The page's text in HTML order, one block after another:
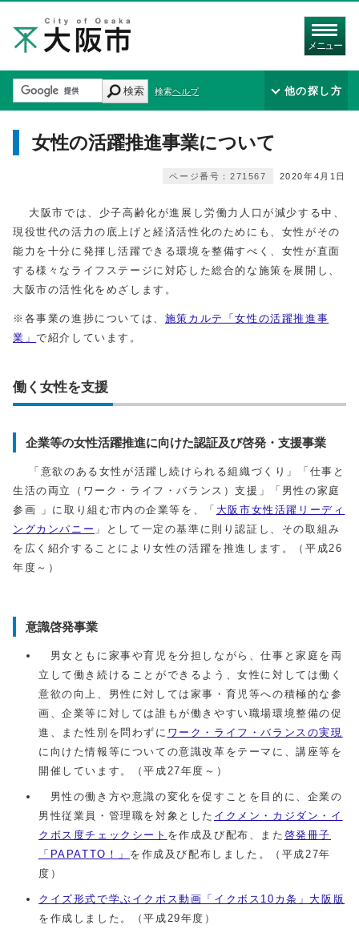
メニュー
検索 検索ヘルプ 他の探し方
女性の活躍推進事業について
2020年4月1日
ページ番号：271567
大阪市では、少子高齢化が進展し労働力人口が減少する中、
現役世代の活力の底上げと経済活性化のためにも、女性がその
能力を十分に発揮し活躍できる環境を整備すべく、女性が直面
する様々なライフステージに対応した総合的な施策を展開し、
大阪市の活性化をめざします。
※各事業の進捗については、 施策カルテ「女性の活躍推進事
業」で紹介しています。
働く女性を支援
企業等の女性活躍推進に向けた認証及び啓発・支援事業
「意欲のある女性が活躍し続けられる組織づくり」「仕事と
生活の両立（ワーク・ライフ・バランス）支援」「男性の家庭
参画 」に取り組む市内の企業等を、「 大阪市女性活躍リーディ
ングカンパニー 」として一定の基準に則り認証し、その取組み
を広く紹介することにより女性の活躍を推進します。（平成26
年度～）
意識啓発事業
男女ともに家事や育児を分担しながら、仕事と家庭を両
立して働き続けることができるよう、女性に対しては働く
意欲の向上、男性に対しては家事・育児等への積極的な参
画、企業等に対しては誰もが働きやすい職場環境整備の促
進、また性別を問わずに ワーク・ライフ・バランスの実現
に向けた情報等についての意識改革をテーマに、講座等を
開催しています。（平成27年度～）
男性の働き方や意識の変化を促すことを目的に、企業の
男性従業員・管理職を対象とした イクメン・カジダン・イ
クボス度チェックシート を作成及び配布、また 啓発冊子
「PAPATTO！」 を作成及び配布しました。（平成27年
度）
クイズ形式で学ぶイクボス動画「イクボス10カ条」大阪版
を作成しました。（平成29年度）